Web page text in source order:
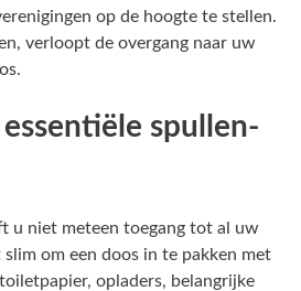
op de hoogte te stellen.
verloopt de overgang naar uw
spullen-
u niet meteen toegang tot al uw
om een doos in te pakken met
opladers, belangrijke